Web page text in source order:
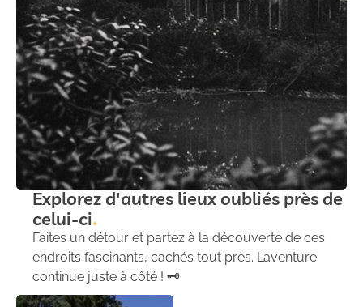
Explorez d'autres lieux oubliés près de
celui-ci
Faites un détour et partez à la découverte de ces
endroits fascinants, cachés tout près. L’aventure
continue juste à côté ! 🗝️